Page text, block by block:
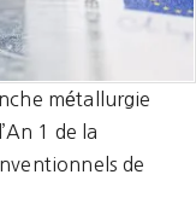
métallurgie
1 de la
de